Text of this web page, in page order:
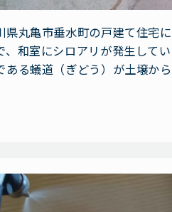
県丸亀市垂水町の戸建て住宅
、和室にシロアリが発生して
ある蟻道（ぎどう）が土壌か